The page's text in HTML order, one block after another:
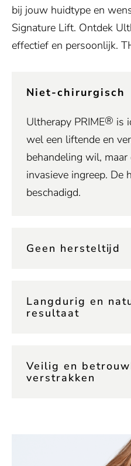
bij jouw huidtype en
Signature Lift. Ontdek
effectief en persoonlijk.
Niet-chirurgisch
Ultherapy PRIME® is
wel een liftende en
behandeling wil,
invasieve ingreep. De
beschadigd.
Geen hersteltijd
Langdurig en
resultaat
Veilig en
verstrakken